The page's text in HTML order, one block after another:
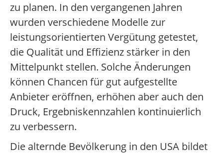
zu planen. In den vergangenen Jahren
wurden verschiedene Modelle zur
leistungsorientierten Vergütung getestet,
die Qualität und Effizienz stärker in den
Mittelpunkt stellen. Solche Änderungen
können Chancen für gut aufgestellte
Anbieter eröffnen, erhöhen aber auch den
Druck, Ergebniskennzahlen kontinuierlich
zu verbessern.
Die alternde Bevölkerung in den USA bildet